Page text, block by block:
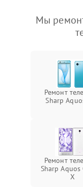
Мы
Ремонт
Sharp
Ремонт
Sharp Aquos
X